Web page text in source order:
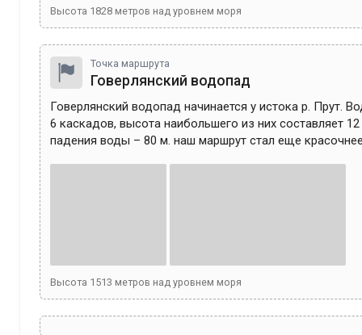
Высота 1828 метров над уровнем моря
Точка маршрута
Говерлянский водопад
Говерлянский водопад начинается у истока р. Прут.
6 каскадов, высота наибольшего из них составляет
падения воды – 80 м. наш маршрут стал еще
Высота 1513 метров над уровнем моря